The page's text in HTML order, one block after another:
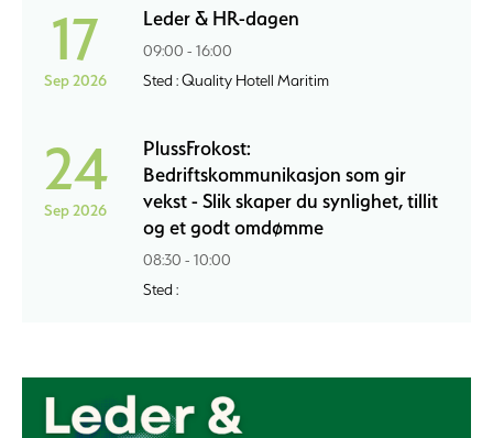
17
Sep 2026
Leder & HR-dagen
09:00 - 16:00
Sted : Quality Hotell Maritim
24
Sep 2026
PlussFrokost:
Bedriftskommunikasjon som gir
vekst - Slik skaper du synlighet, tillit
og et godt omdømme
08:30 - 10:00
Sted :